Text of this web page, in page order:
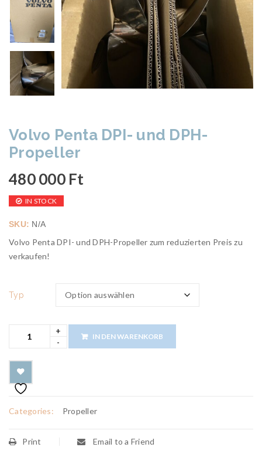
Volvo Penta DPI- und DPH-
Propeller
480 000 Ft
IN STOCK
SKU: N/A
Volvo Penta DPI- und DPH-Propeller zum reduzierten Preis zu
verkaufen!
Typ
IN DEN WARENKORB
Categories: Propeller
Print Email to a Friend